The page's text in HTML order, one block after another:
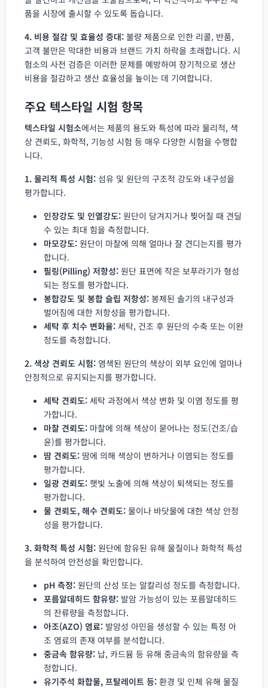
품을 시장에 출시할 수 있도록 돕습니다.
4. 비용 절감 및 효율성 증대: 불량 제품으로 인한 리콜, 반품,
고객 불만은 막대한 비용과 브랜드 가치 하락을 초래합니다. 시
험소의 사전 검증은 이러한 문제를 예방하여 장기적으로 생산
비용을 절감하고 생산 효율성을 높이는 데 기여합니다.
주요 텍스타일 시험 항목
텍스타일 시험소에서는 제품의 용도와 특성에 따라 물리적, 색
상 견뢰도, 화학적, 기능성 시험 등 매우 다양한 시험을 수행합
니다.
1. 물리적 특성 시험: 섬유 및 원단의 구조적 강도와 내구성을
평가합니다.
인장강도 및 인열강도: 원단이 당겨지거나 찢어질 때 견딜
수 있는 최대 힘을 측정합니다.
마모강도: 원단이 마찰에 의해 얼마나 잘 견디는지를 평가
합니다.
필링(Pilling) 저항성: 원단 표면에 작은 보푸라기가 형성
되는 정도를 평가합니다.
봉합강도 및 봉합 슬립 저항성: 봉제된 솔기의 내구성과
벌어짐에 대한 저항성을 평가합니다.
세탁 후 치수 변화율: 세탁, 건조 후 원단의 수축 또는 이완
정도를 측정합니다.
2. 색상 견뢰도 시험: 염색된 원단의 색상이 외부 요인에 얼마나
안정적으로 유지되는지를 평가합니다.
세탁 견뢰도: 세탁 과정에서 색상 변화 및 이염 정도를 평
가합니다.
마찰 견뢰도: 마찰에 의해 색상이 묻어나는 정도(건조/습
윤)를 평가합니다.
땀 견뢰도: 땀에 의해 색상이 변하거나 이염되는 정도를
평가합니다.
일광 견뢰도: 햇빛 노출에 의해 색상이 퇴색되는 정도를
평가합니다.
물 견뢰도, 해수 견뢰도: 물이나 바닷물에 대한 색상 안정
성을 평가합니다.
3. 화학적 특성 시험: 원단에 함유된 유해 물질이나 화학적 특성
을 분석하여 안전성을 확인합니다.
pH 측정: 원단의 산성 또는 알칼리성 정도를 측정합니다.
포름알데히드 함유량: 발암 가능성이 있는 포름알데히드
의 잔류량을 측정합니다.
아조(AZO) 염료: 발암성 아민을 생성할 수 있는 특정 아
조 염료의 존재 여부를 분석합니다.
중금속 함유량: 납, 카드뮴 등 유해 중금속의 함유량을 측
정합니다.
유기주석 화합물, 프탈레이트 등: 환경 및 인체 유해 물질